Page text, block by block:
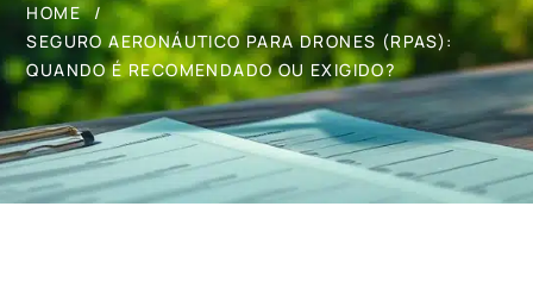
HOME
SEGURO AERONÁUTICO PARA DRONES (RPAS):
QUANDO É RECOMENDADO OU EXIGIDO?